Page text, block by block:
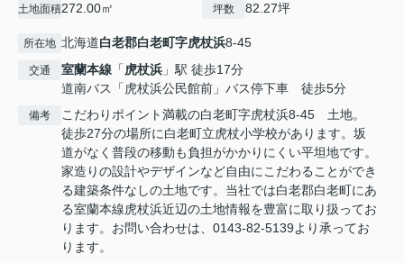
土地面積272.00㎡ 坪数 82.27坪
所在地 北海道白老郡白老町字虎杖浜8-45
交通 室蘭本線 「虎杖浜 」駅 徒歩17分
道南バス「虎杖浜公民館前」バス停下車 徒歩5分
備考
こだわりポイント満載の白老町字虎杖浜8-45 土地。
徒歩27分の場所に白老町立虎杖小学校があります。坂
道がなく普段の移動も負担がかかりにくい平坦地です。
家造りの設計やデザインなど自由にこだわることができ
る建築条件なしの土地です。当社では白老郡白老町にあ
る室蘭本線虎杖浜近辺の土地情報を豊富に取り扱ってお
ります。お問い合わせは、0143-82-5139より承ってお
ります。